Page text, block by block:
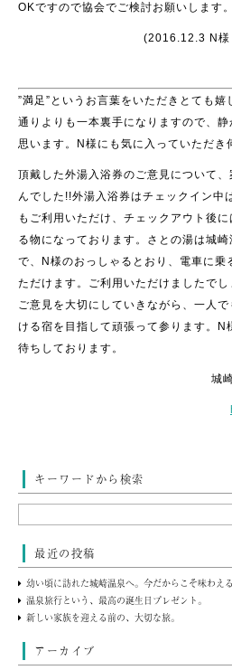
OKですので協会でご検討お願いします。
(2016.12.3 N様
”満足”というお言葉をいただきとても
通りよりも一本裏手になりますので、
思います。N様にも気に入っていただき
頂戴した外湯入浴券のご意見について
んでした!!外湯入浴券はチェックイン中
もご利用いただけ、チェックアウト後
る物になっております。さとの湯は城
で、N様のおっしゃるとおり、電車に乗
ただけます。ご利用いただけましたで
ご意見を大切にしていきながら、一人
ける宿を目指して頑張って参ります。N
待ちしております。
城
キーワードから検索
最近の投稿
幼い頃に訪れた城崎温泉へ。今だからこそ味わえ
温泉旅行という、最高の誕生日プレゼント。
新しい家族を迎える前の、大切な旅。
アーカイブ